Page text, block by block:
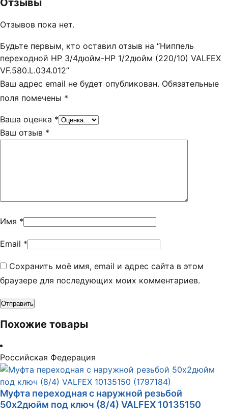
Отзывы
Отзывов пока нет.
Будьте первым, кто оставил отзыв на “Ниппель
переходной НР 3/4дюйм-НР 1/2дюйм (220/10) VALFEX
VF.580.L.034.012”
Ваш адрес email не будет опубликован. Обязательные
поля помечены *
Ваша оценка *
Ваш отзыв *
Имя *
Email *
Сохранить моё имя, email и адрес сайта в этом
браузере для последующих моих комментариев.
Похожие товары
Российская Федерация
Муфта переходная с наружной резьбой
50х2дюйм под ключ (8/4) VALFEX 10135150